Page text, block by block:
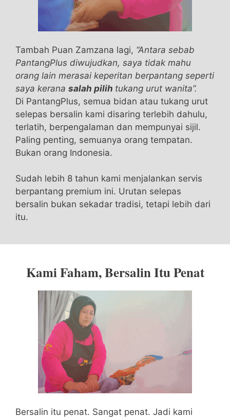
Tambah Puan Zamzana lagi, “Antara sebab
PantangPlus diwujudkan, saya tidak mahu
orang lain merasai keperitan berpantang seperti
saya kerana salah pilih tukang urut wanita”.
Di PantangPlus, semua bidan atau tukang urut
selepas bersalin kami disaring terlebih dahulu,
terlatih, berpengalaman dan mempunyai sijil.
Paling penting, semuanya orang tempatan.
Bukan orang Indonesia.
Sudah lebih 8 tahun kami menjalankan servis
berpantang premium ini. Urutan selepas
bersalin bukan sekadar tradisi, tetapi lebih dari
itu.
Kami Faham, Bersalin Itu Penat
Bersalin itu penat. Sangat penat. Jadi kami